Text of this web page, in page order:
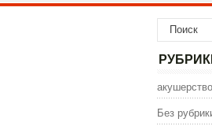
ИНФЕКЦИОННЫЕ ЗАБОЛЕВАНИЯ
УРОЛОГИЯ
Без